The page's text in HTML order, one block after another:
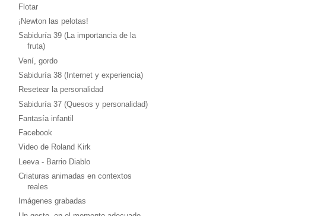
Flotar
¡Newton las pelotas!
Sabiduría 39 (La importancia de la
fruta)
Vení, gordo
Sabiduría 38 (Internet y experiencia)
Resetear la personalidad
Sabiduría 37 (Quesos y personalidad)
Fantasía infantil
Facebook
Video de Roland Kirk
Leeva - Barrio Diablo
Criaturas animadas en contextos
reales
Imágenes grabadas